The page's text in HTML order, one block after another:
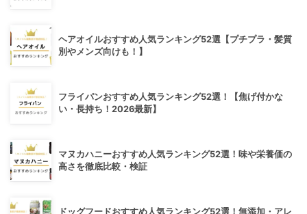
ヘアオイルおすすめ人気ランキング52選【プチプラ・髪質
別やメンズ向けも！】
フライパンおすすめ人気ランキング52選！【焦げ付かな
い・長持ち！2026最新】
マヌカハニーおすすめ人気ランキング52選！味や栄養価の
高さを徹底比較・検証
ドッグフードおすすめ人気ランキング52選！無添加・アレ